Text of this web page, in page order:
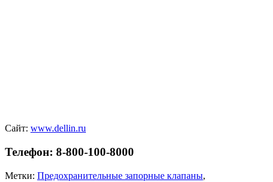
Сайт: www.dellin.ru
Телефон: 8-800-100-8000
Метки: Предохранительные запорные клапаны,